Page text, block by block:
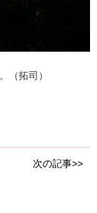
拓司）
次の記事>>